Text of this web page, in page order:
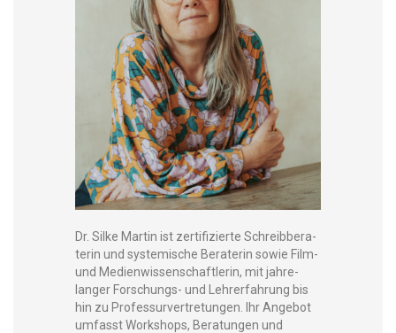
Dr. Silke Mar­tin ist zer­ti­fizierte Schreib­ber­a­
terin und sys­temis­che Bera­terin sowie Film-
und Medi­en­wis­senschaft­lerin, mit jahre­
langer Forschungs- und Lehrerfahrung bis
hin zu Pro­fes­survertre­tun­gen. Ihr Ange­bot
umfasst Work­shops, Beratun­gen und